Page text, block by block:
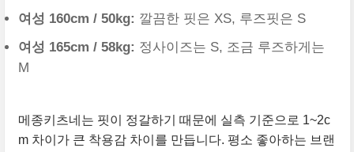
여성 160cm / 50kg: 깔끔한 핏은 XS, 루즈핏은 S
여성 165cm / 58kg: 정사이즈는 S, 조금 루즈하게는
M
메종키츠네는 핏이 정갈하기 때문에 실측 기준으로 1~2c
m 차이가 큰 착용감 차이를 만듭니다. 평소 좋아하는 브랜